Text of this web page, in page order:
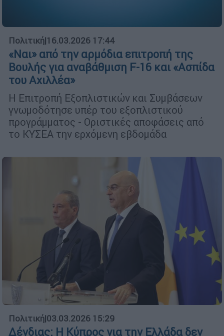
Πολιτική|16.03.2026 17:44
«Ναι» από την αρμόδια επιτροπή της
Βουλής για αναβάθμιση F-16 και «Ασπίδα
του Αχιλλέα»
Η Επιτροπή Εξοπλιστικών και Συμβάσεων
γνωμοδότησε υπέρ του εξοπλιστικού
προγράμματος - Οριστικές αποφάσεις από
το ΚΥΣΕΑ την ερχόμενη εβδομάδα
Πολιτική|03.03.2026 15:29
Δένδιας: Η Κύπρος για την Ελλάδα δεν